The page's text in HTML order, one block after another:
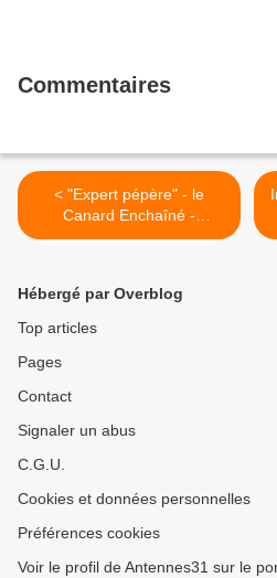
Commentaires
< "Expert pépère" - le
Canard Enchaîné -
25/05/2011
Hébergé par Overblog
Top articles
Pages
Contact
Signaler un abus
C.G.U.
Cookies et données personnelles
Préférences cookies
Voir le profil de Antennes31 sur le